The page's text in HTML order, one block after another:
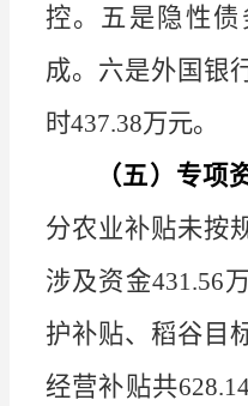
控。五是隐性
成。六是外国银
时437.38万元。
（五）专项
分农业补贴未按
涉及资金431.56
护补贴、稻谷目
经营补贴共